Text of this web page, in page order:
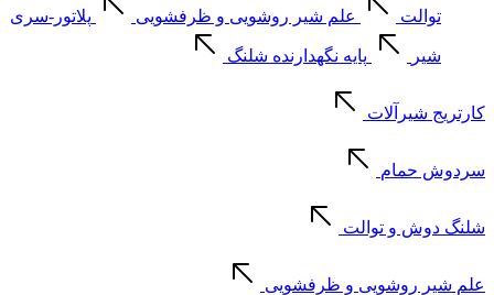
توالت علم شیر روشویی و ظرفشویی پلاتور-سری
شیر پایه نگهدارنده شلنگ
کارتریج شیرآلات
سردوش حمام
شلنگ دوش و توالت
علم شیر روشویی و ظرفشویی